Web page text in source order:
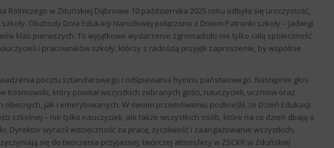
Rolniczego w Zduńskiej Dąbrowie 10 października 2025 roku odbyła się uroczystość,
Obchody Dnia Edukacji Narodowej połączono z Dniem Patronki szkoły – Jadwigi
klas pierwszych. To wyjątkowe wydarzenie zgromadziło nie tylko całą społeczność
i pracowników szkoły, którzy z radością przyjęli zaproszenie, by wspólnie
pocztu sztandarowego i odśpiewania hymnu państwowego. Następnie głos
Kosmowski, który powitał wszystkich zebranych gości, nauczycieli, uczniów oraz
jak i emerytowanych. W swoim przemówieniu podkreślił, że Dzień Edukacji
szkolnej – nie tylko nauczycieli, ale także wszystkich osób, które na co dzień dbają o
Dyrektor wyraził wdzięczność za pracę, życzliwość i zaangażowanie wszystkich,
się do tworzenia przyjaznej, twórczej atmosfery w ZSCKR w Zduńskiej